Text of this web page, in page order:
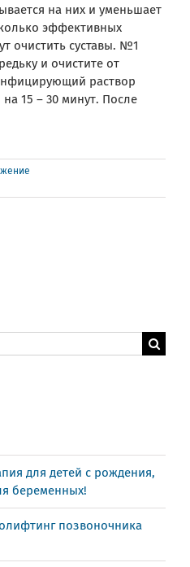
на них и уменьшает
эффективных
очистить суставы. №1
и очистите от
раствор
15 – 30 минут. После
для детей с рождения,
беременных!
позвоночника